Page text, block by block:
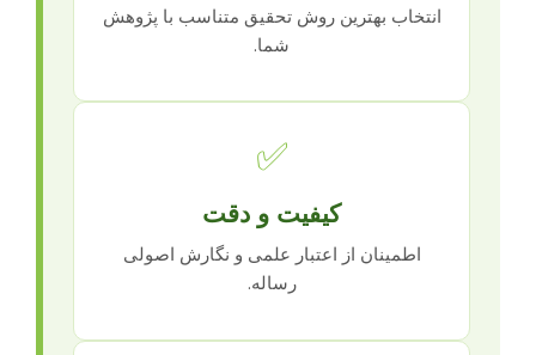
انتخاب بهترین روش تحقیق متناسب با پژوهش
شما.
✅
کیفیت و دقت
اطمینان از اعتبار علمی و نگارش اصولی
رساله.